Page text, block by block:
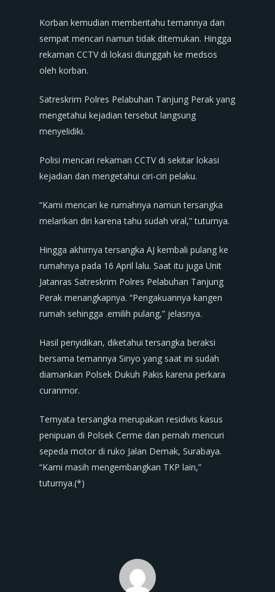
Korban kemudian memberitahu temannya dan
sempat mencari namun tidak ditemukan. Hingga
rekaman CCTV di lokasi diunggah ke medsos
oleh korban.
Satreskrim Polres Pelabuhan Tanjung Perak yang
mengetahui kejadian tersebut langsung
menyelidiki.
Polisi mencari rekaman CCTV di sekitar lokasi
kejadian dan mengetahui ciri-ciri pelaku.
“Kami mencari ke rumahnya namun tersangka
melarikan diri karena tahu sudah viral,” tuturnya.
Hingga akhirnya tersangka AJ kembali pulang ke
rumahnya pada 16 April lalu. Saat itu juga Unit
Jatanras Satreskrim Polres Pelabuhan Tanjung
Perak menangkapnya. “Pengakuannya kangen
rumah sehingga .emilih pulang,” jelasnya.
Hasil penyidikan, diketahui tersangka beraksi
bersama temannya Sinyo yang saat ini sudah
diamankan Polsek Dukuh Pakis karena perkara
curanmor.
Ternyata tersangka merupakan residivis kasus
penipuan di Polsek Cerme dan pernah mencuri
sepeda motor di ruko Jalan Demak, Surabaya.
“Kami masih mengembangkan TKP lain,”
tuturnya.(*)